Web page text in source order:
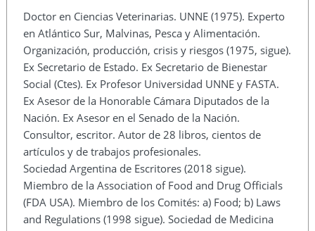
Doctor en Ciencias Veterinarias. UNNE (1975). Experto
en Atlántico Sur, Malvinas, Pesca y Alimentación.
Organización, producción, crisis y riesgos (1975, sigue).
Ex Secretario de Estado. Ex Secretario de Bienestar
Social (Ctes). Ex Profesor Universidad UNNE y FASTA.
Ex Asesor de la Honorable Cámara Diputados de la
Nación. Ex Asesor en el Senado de la Nación.
Consultor, escritor. Autor de 28 libros, cientos de
artículos y de trabajos profesionales.
Sociedad Argentina de Escritores (2018 sigue).
Miembro de la Association of Food and Drug Officials
(FDA USA). Miembro de los Comités: a) Food; b) Laws
and Regulations (1998 sigue). Sociedad de Medicina